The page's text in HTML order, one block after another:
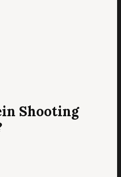
Shooting